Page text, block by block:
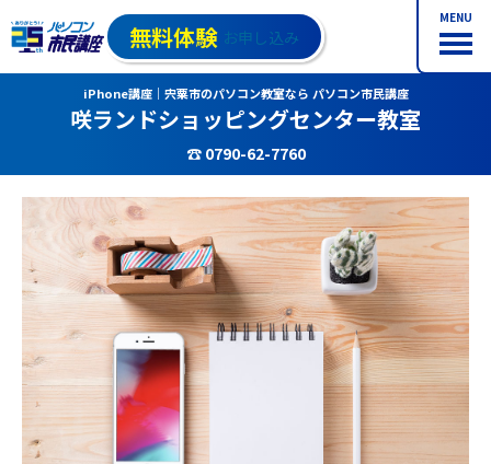
MENU
無料体験 お申し込み
iPhone講座｜宍粟市のパソコン教室なら パソコン市民講座
咲ランドショッピングセンター教室
☎ 0790-62-7760